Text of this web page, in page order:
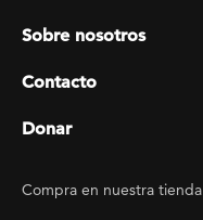
Sobre nosotros
Contacto
Donar
Footer Utility
Compra en nuestra tienda